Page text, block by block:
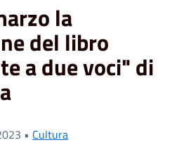
la
del libro
a due voci" di
• Cultura